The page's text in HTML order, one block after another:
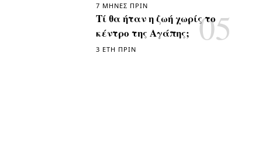
7 ΜΉΝΕΣ ΠΡΙΝ
Τί θα ήταν η ζωή χωρίς το
κέντρο της Αγάπης;
3 ΈΤΗ ΠΡΙΝ